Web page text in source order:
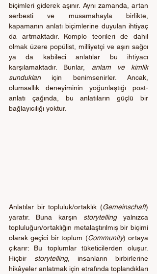
biçimleri giderek aşınır. Aynı zamanda, artan
serbesti ve müsamahayla birlikte,
kapamanın anlatı biçimlerine duyulan ihtiyaç
da artmaktadır. Komplo teorileri de dahil
olmak üzere popülist, milliyetçi ve aşırı sağcı
ya da kabileci anlatılar bu ihtiyacı
karşılamaktadır. Bunlar, anlam ve kimlik
sundukları için benimsenirler. Ancak,
olumsallık deneyiminin yoğunlaştığı post-
anlatı çağında, bu anlatıların güçlü bir
bağlayıcılığı yoktur.
Anlatılar bir topluluk/ortaklık (Gemeinschaft)
yaratır. Buna karşın storytelling yalnızca
topluluğun/ortaklığın metalaştırılmış bir biçimi
olarak geçici bir toplum (Community) ortaya
çıkarır: Bu toplumlar tüketicilerden oluşur.
Hiçbir storytelling, insanların birbirlerine
hikâyeler anlatmak için etrafında toplandıkları